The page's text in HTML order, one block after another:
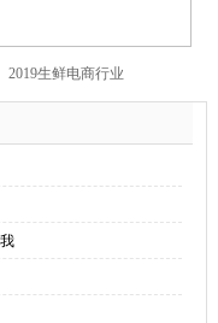
2019生鲜电商行业